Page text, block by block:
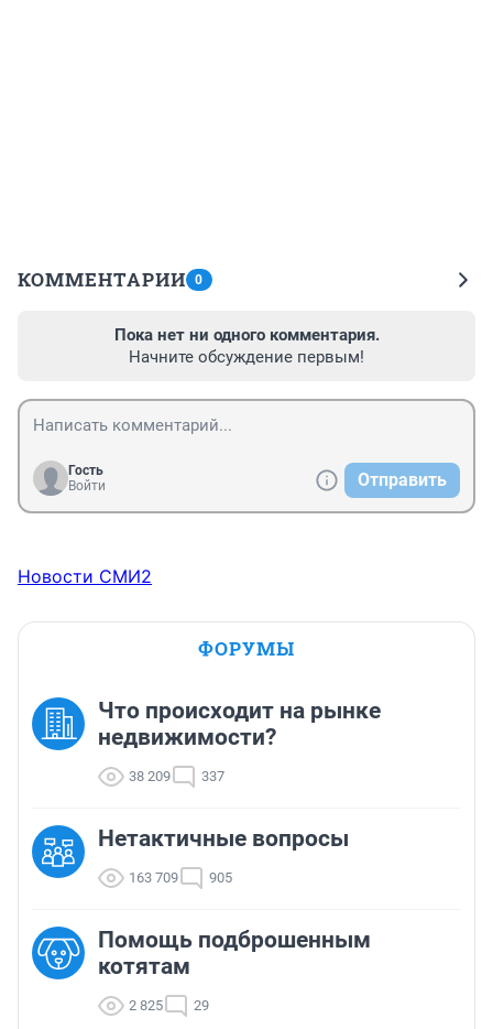
КОММЕНТАРИИ 0
Пока нет ни одного комментария.
Начните обсуждение первым!
Гость
Войти
Отправить
Новости СМИ2
ФОРУМЫ
Что происходит на рынке
недвижимости?
38 209 337
Нетактичные вопросы
163 709 905
Помощь подброшенным
котятам
2 825 29